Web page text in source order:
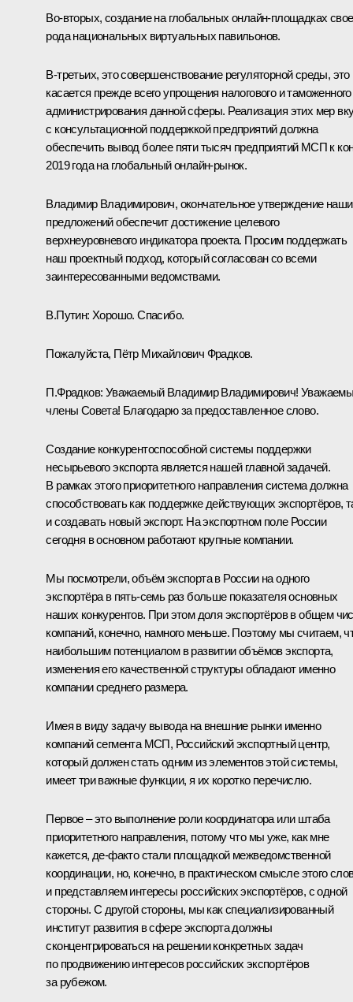
Во‑вторых, создание на глобальных онлайн-площадках
рода национальных виртуальных павильонов.
В‑третьих, это совершенствование регуляторной среды, это
касается прежде всего упрощения налогового и таможенного
администрирования данной сферы. Реализация этих мер
с консультационной поддержкой предприятий должна
обеспечить вывод более пяти тысяч предприятий МСП к
2019 года на глобальный онлайн-рынок.
Владимир Владимирович, окончательное утверждение
предложений обеспечит достижение целевого
верхнеуровневого индикатора проекта. Просим поддержать
наш проектный подход, который согласован со всеми
заинтересованными ведомствами.
В.Путин: Хорошо. Спасибо.
Пожалуйста, Пётр Михайлович Фрадков.
П.Фрадков: Уважаемый Владимир Владимирович!
члены Совета! Благодарю за предоставленное слово.
Создание конкурентоспособной системы поддержки
несырьевого экспорта является нашей главной задачей.
В рамках этого приоритетного направления система должна
способствовать как поддержке действующих экспортёров,
и создавать новый экспорт. На экспортном поле России
сегодня в основном работают крупные компании.
Мы посмотрели, объём экспорта в России на одного
экспортёра в пять-семь раз больше показателя основных
наших конкурентов. При этом доля экспортёров в общем
компаний, конечно, намного меньше. Поэтому мы считаем,
наибольшим потенциалом в развитии объёмов экспорта,
изменения его качественной структуры обладают именно
компании среднего размера.
Имея в виду задачу вывода на внешние рынки именно
компаний сегмента МСП, Российский экспортный центр,
который должен стать одним из элементов этой системы,
имеет три важные функции, я их коротко перечислю.
Первое – это выполнение роли координатора или штаба
приоритетного направления, потому что мы уже, как мне
кажется, де-факто стали площадкой межведомственной
координации, но, конечно, в практическом смысле этого
и представляем интересы российских экспортёров, с одной
стороны. С другой стороны, мы как специализированный
институт развития в сфере экспорта должны
сконцентрироваться на решении конкретных задач
по продвижению интересов российских экспортёров
за рубежом.